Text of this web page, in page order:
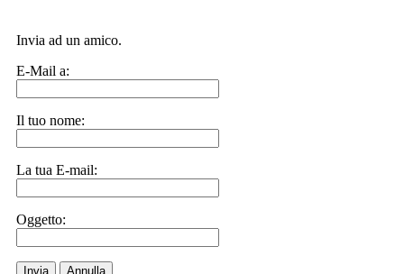
Invia ad un amico.
E-Mail a:
Il tuo nome:
La tua E-mail:
Oggetto:
Invia Annulla